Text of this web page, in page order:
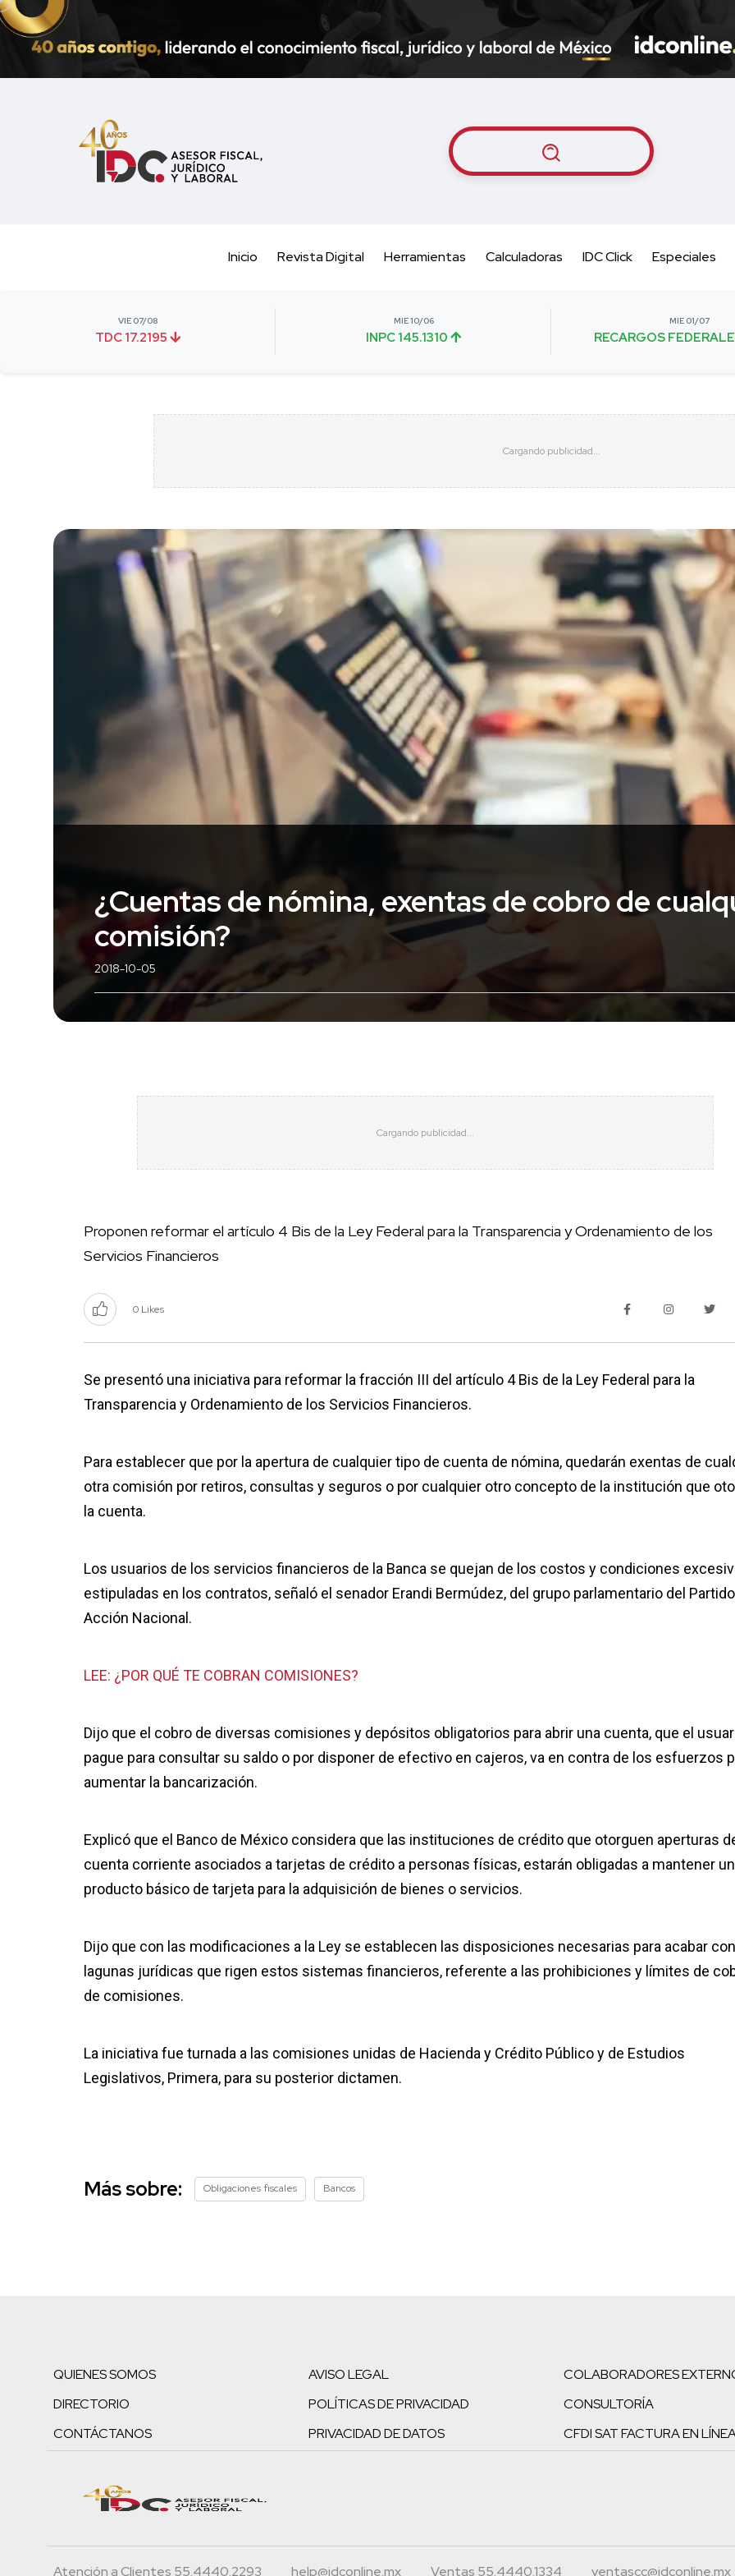
Inicio Revista Digital Herramientas Calculadoras IDC Click Especiales
VIE 07/08
TDC 17.2195
MIE 10/06
INPC 145.1310
MIE 01/07
RECARGOS
¿Cuentas de nómina, exentas de cobro de
comisión?
2018-10-05
Proponen reformar el artículo 4 Bis de la Ley Federal para la Transparencia y Ordenamiento de los
Servicios Financieros
0 Likes
Se presentó una iniciativa para reformar la fracción III del artículo 4 Bis de la Ley Federal para la
Transparencia y Ordenamiento de los Servicios Financieros.
Para establecer que por la apertura de cualquier tipo de cuenta de nómina, quedarán exentas de
otra comisión por retiros, consultas y seguros o por cualquier otro concepto de la institución que
la cuenta.
Los usuarios de los servicios financieros de la Banca se quejan de los costos y condiciones
estipuladas en los contratos, señaló el senador Erandi Bermúdez, del grupo parlamentario del Partido
Acción Nacional.
LEE: ¿POR QUÉ TE COBRAN COMISIONES?
Dijo que el cobro de diversas comisiones y depósitos obligatorios para abrir una cuenta, que el
pague para consultar su saldo o por disponer de efectivo en cajeros, va en contra de los esfuerzos
aumentar la bancarización.
Explicó que el Banco de México considera que las instituciones de crédito que otorguen aperturas
cuenta corriente asociados a tarjetas de crédito a personas físicas, estarán obligadas a mantener un
producto básico de tarjeta para la adquisición de bienes o servicios.
Dijo que con las modificaciones a la Ley se establecen las disposiciones necesarias para acabar
lagunas jurídicas que rigen estos sistemas financieros, referente a las prohibiciones y límites de
de comisiones.
La iniciativa fue turnada a las comisiones unidas de Hacienda y Crédito Público y de Estudios
Legislativos, Primera, para su posterior dictamen.
Más sobre: Obligaciones fiscales Bancos
QUIENES SOMOS
DIRECTORIO
CONTÁCTANOS
AVISO LEGAL
POLÍTICAS DE PRIVACIDAD
PRIVACIDAD DE DATOS
COLABORADORES
CONSULTORÍA
CFDI SAT FACTURA EN
Atención a Clientes 55.4440.2293 help@idconline.mx Ventas 55.4440.1334 ventascc@idconline.mx